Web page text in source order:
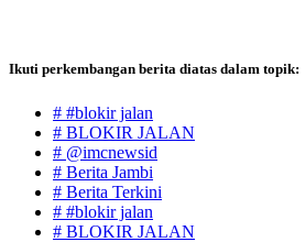
Ikuti perkembangan berita diatas dalam topik:
# #blokir jalan
# BLOKIR JALAN
# @imcnewsid
# Berita Jambi
# Berita Terkini
# #blokir jalan
# BLOKIR JALAN